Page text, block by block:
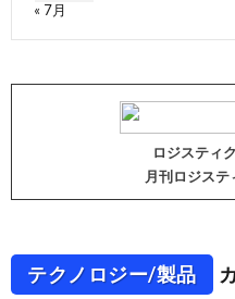
« 7月
ロジスティ
月刊ロジステ
テクノロジー/製品